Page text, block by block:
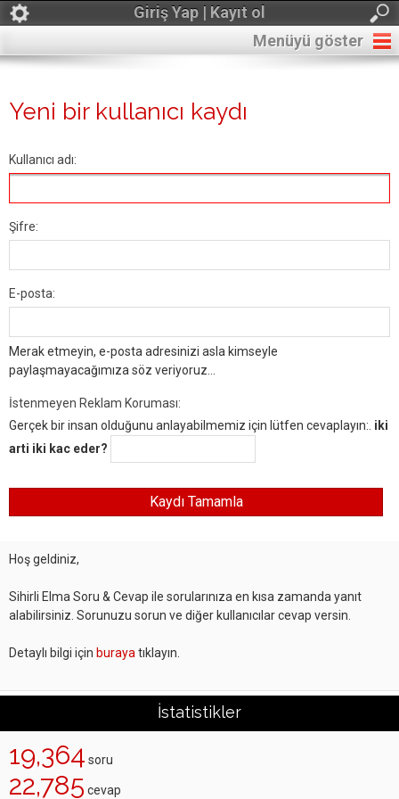
Giriş Yap | Kayıt ol
Menüyü göster
Yeni bir kullanıcı kaydı
Kullanıcı adı:
Şifre:
E-posta:
Merak etmeyin, e-posta adresinizi asla kimseyle
paylaşmayacağımıza söz veriyoruz...
İstenmeyen Reklam Koruması:
Gerçek bir insan olduğunu anlayabilmemiz için lütfen cevaplayın:. iki
arti iki kac eder?
Hoş geldiniz,
Sihirli Elma Soru & Cevap ile sorularınıza en kısa zamanda yanıt
alabilirsiniz. Sorunuzu sorun ve diğer kullanıcılar cevap versin.
Detaylı bilgi için buraya tıklayın.
İstatistikler
19,364 soru
22,785 cevap